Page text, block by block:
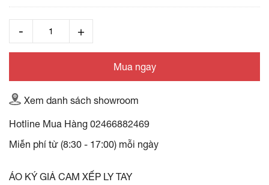
Mua ngay
Xem danh sách showroom
Hotline Mua Hàng 02466882469
Miễn phí từ (8:30 - 17:00) mỗi ngày
ÁO KÝ GIẢ CAM XẾP LY TAY